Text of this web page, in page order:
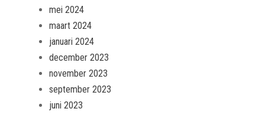
mei 2024
maart 2024
januari 2024
december 2023
november 2023
september 2023
juni 2023